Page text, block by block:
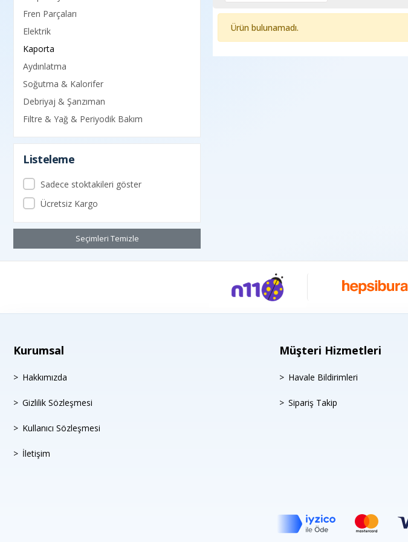
Fren Parçaları
Elektrik
Kaporta
Aydınlatma
Soğutma & Kalorifer
Debriyaj & Şanzıman
Filtre & Yağ & Periyodik Bakım
Listeleme
Sadece stoktakileri göster
Ücretsiz Kargo
Seçimleri Temizle
Ürün bulunamadı.
Kurumsal
Hakkımızda
Gizlilik Sözleşmesi
Kullanıcı Sözleşmesi
İletişim
Müşteri Hizmetleri
Havale Bildirimleri
Sipariş Takip